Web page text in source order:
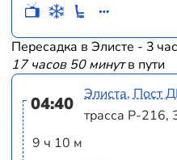
Пересадка в Элисте - 3
17 часов 50 минутв пути
04:40
9 ч 10 м
Элиста, Пост
трасса Р-216,